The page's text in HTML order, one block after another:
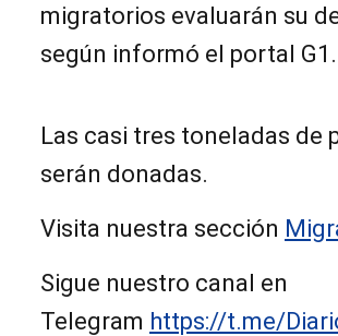
migratorios evaluarán su
según informó el portal G1.
Las casi tres toneladas de
serán donadas.
Visita nuestra sección
Sigue nuestro canal en
Telegram https://t.me/